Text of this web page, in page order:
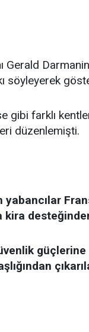
Gerald
söyleyerek
gibi farklı
düzenlemişti.
yabancılar
kira